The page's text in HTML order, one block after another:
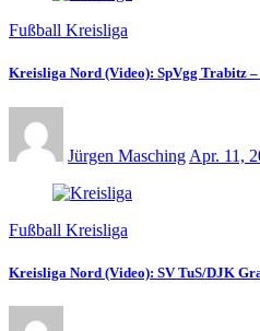
Fußball Kreisliga
Kreisliga Nord (Video): SpVgg Trabitz –
Jürgen Masching Apr. 11,
Fußball Kreisliga
Kreisliga Nord (Video): SV TuS/DJK